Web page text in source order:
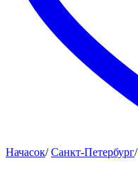
Начасок/ Санкт-Петербург/